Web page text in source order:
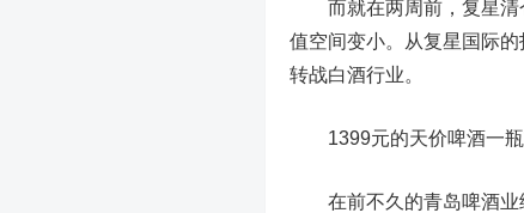
而就在两周前，复星清
值空间变小。从复星国际
转战白酒行业。
1399元的天价啤酒一瓶
在前不久的青岛啤酒业